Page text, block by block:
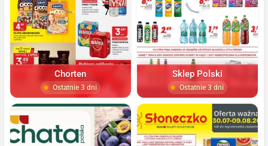
Chorten
Ostatnie 3 dni
Sklep Polski
Ostatnie 3 dni